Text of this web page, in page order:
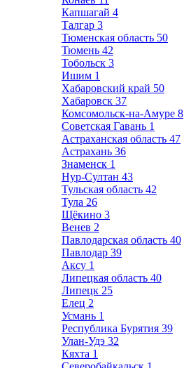
Капшагай 4
Талгар 3
Тюменская область 50
Тюмень 42
Тобольск 3
Ишим 1
Хабаровский край 50
Хабаровск 37
Комсомольск-на-Амуре 8
Советская Гавань 1
Астраханская область 47
Астрахань 36
Знаменск 1
Нур-Султан 43
Тульская область 42
Тула 26
Щёкино 3
Венев 2
Павлодарская область 40
Павлодар 39
Аксу 1
Липецкая область 40
Липецк 25
Елец 2
Усмань 1
Республика Бурятия 39
Улан-Удэ 32
Кяхта 1